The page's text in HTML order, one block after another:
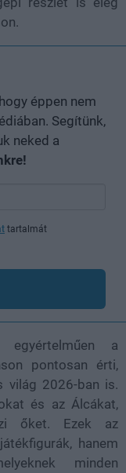
éppen nem
Segítünk,
neked a
tartalmát
a
pontosan érti,
világ 2026-ban is.
és az Álcákat,
őket. Ezek az
hanem
minden